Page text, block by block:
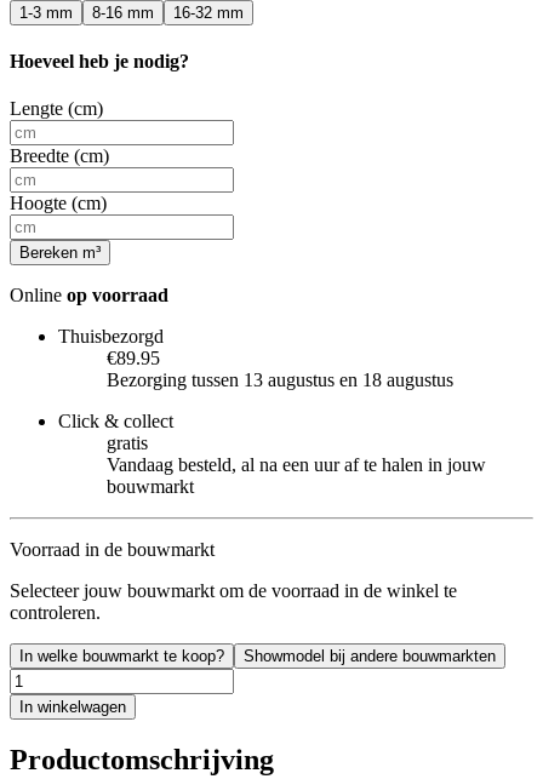
1-3 mm 8-16 mm 16-32 mm
Hoeveel heb je nodig?
Lengte (cm)
Breedte (cm)
Hoogte (cm)
Bereken m³
Online op voorraad
Thuisbezorgd
€89.95
Bezorging tussen 13 augustus en 18 augustus
Click & collect
gratis
Vandaag besteld, al na een uur af te halen in jouw
bouwmarkt
Voorraad in de bouwmarkt
Selecteer jouw bouwmarkt om de voorraad in de winkel te
controleren.
In welke bouwmarkt te koop? Showmodel bij andere bouwmarkten
In winkelwagen
Productomschrijving